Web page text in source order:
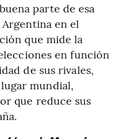
parte de esa
en el
que mide la
en función
de sus rivales,
mundial,
que reduce sus